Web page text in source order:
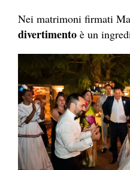
Nei matrimoni firmati
divertimento è un